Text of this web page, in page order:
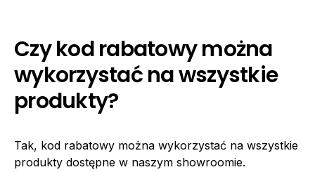
Czy kod rabatowy można
wykorzystać na wszystkie
produkty?
Tak, kod rabatowy można wykorzystać na wszystkie
produkty dostępne w naszym showroomie.